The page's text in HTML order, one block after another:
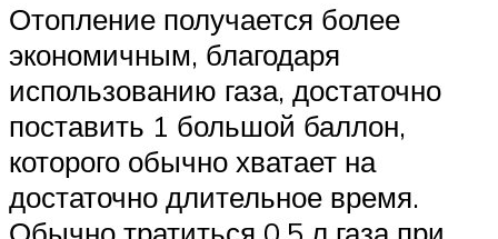
Отопление получается более
экономичным, благодаря
использованию газа, достаточно
поставить 1 большой баллон,
которого обычно хватает на
достаточно длительное время.